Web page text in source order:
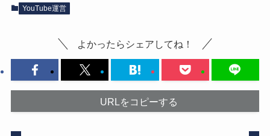
YouTube運営
よかったらシェアしてね！
URLをコピーする